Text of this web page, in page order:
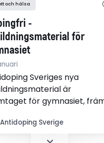
och hälsa
-
för
Sveriges nya
är
för gymnasiet,
och biologi.
är
Antidoping Sverige